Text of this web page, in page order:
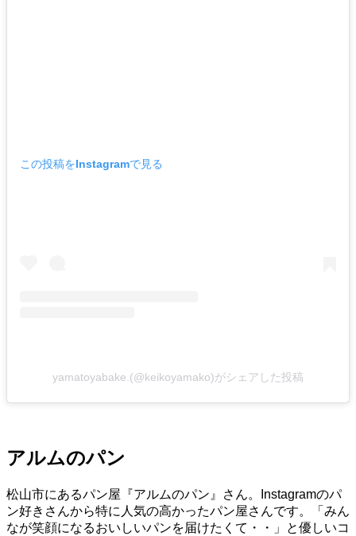
この投稿をInstagramで見る
yamatoyabake.(@keikoyamako)がシェアした投稿
アルムのパン
松山市にあるパン屋『アルムのパン』さん。Instagramのパ
ン好きさんから特に人気の高かったパン屋さんです。「みん
なが笑顔になるおいしいパンを届けたくて・・」と優しいコ